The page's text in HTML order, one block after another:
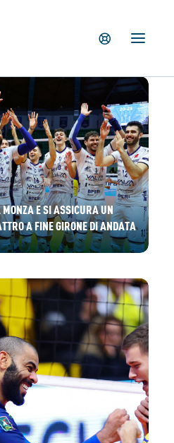
E SI ASSICURA UN
A FINE GIRONE DI ANDATA